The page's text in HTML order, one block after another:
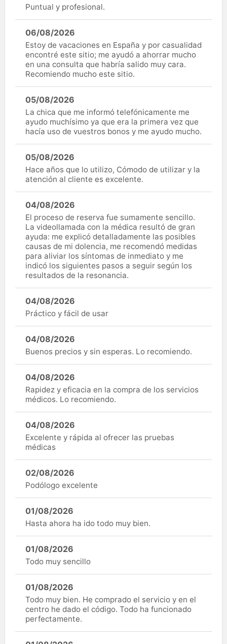
Puntual y profesional.
06/08/2026
Estoy de vacaciones en España y por casualidad
encontré este sitio; me ayudó a ahorrar mucho
en una consulta que habría salido muy cara.
Recomiendo mucho este sitio.
05/08/2026
La chica que me informó telefónicamente me
ayudo muchísimo ya que era la primera vez que
hacía uso de vuestros bonos y me ayudo mucho.
05/08/2026
Hace años que lo utilizo, Cómodo de utilizar y la
atención al cliente es excelente.
04/08/2026
El proceso de reserva fue sumamente sencillo.
La videollamada con la médica resultó de gran
ayuda: me explicó detalladamente las posibles
causas de mi dolencia, me recomendó medidas
para aliviar los síntomas de inmediato y me
indicó los siguientes pasos a seguir según los
resultados de la resonancia.
04/08/2026
Práctico y fácil de usar
04/08/2026
Buenos precios y sin esperas. Lo recomiendo.
04/08/2026
Rapidez y eficacia en la compra de los servicios
médicos. Lo recomiendo.
04/08/2026
Excelente y rápida al ofrecer las pruebas
médicas
02/08/2026
Podólogo excelente
01/08/2026
Hasta ahora ha ido todo muy bien.
01/08/2026
Todo muy sencillo
01/08/2026
Todo muy bien. He comprado el servicio y en el
centro he dado el código. Todo ha funcionado
perfectamente.